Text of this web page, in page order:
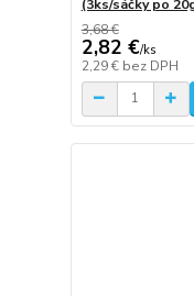
(3ks/sáčky po
3,68 €
2,82 €/ks
2,29 € bez DPH